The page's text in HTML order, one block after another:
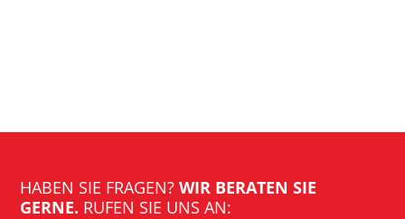
HABEN SIE FRAGEN?WIR BERATEN SIE
GERNE. RUFEN SIE UNS AN: